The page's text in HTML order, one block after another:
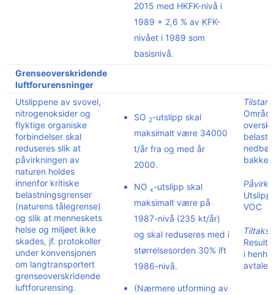
2015 med HKFK-nivå i
1989 + 2,6 % av KFK-
nivået i 1989 som
basisnivå.
Grenseoverskridende
luftforurensninger
Utslippene av svovel,
nitrogenoksider og
flyktige organiske
forbindelser skal
reduseres slik at
påvirkningen av
naturen holdes
innenfor kritiske
belastningsgrenser
(naturens tålegrense)
og slik at menneskets
helse og miljøet ikke
skades, jf. protokoller
under konvensjonen
om langtransportert
grenseoverskridende
luftforurensing.
SO 2-utslipp skal
maksimalt være 34000
t/år fra og med år
2000.
NO x-utslipp skal
maksimalt være på
1987-nivå (235 kt/år)
og skal reduseres med i
størrelsesorden 30% ift
1986-nivå.
(Nærmere utforming av
VOC
i
avtaler